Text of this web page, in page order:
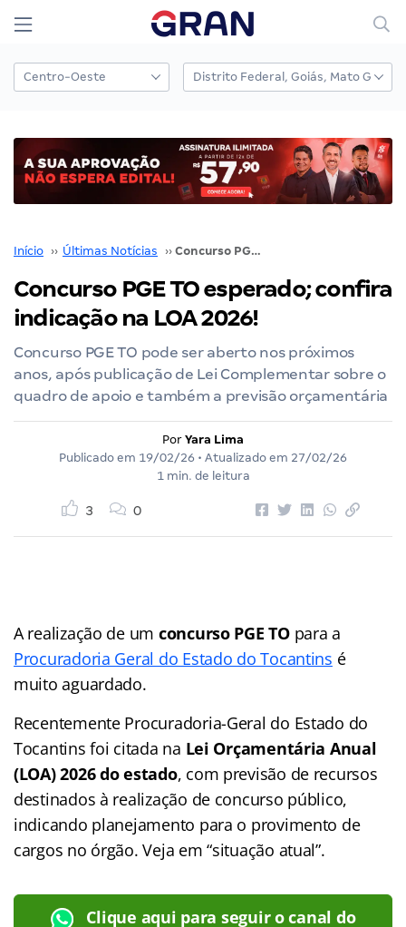
Início ›› Últimas Notícias ›› Concurso PGE TO esperado; confira indicação na LOA 2026!
Concurso PGE TO esperado; confira
indicação na LOA 2026!
Concurso PGE TO pode ser aberto nos próximos
anos, após publicação de Lei Complementar sobre o
quadro de apoio e também a previsão orçamentária
Por Yara Lima
Publicado em 19/02/26 • Atualizado em 27/02/26
1 min. de leitura
3 0
A realização de um concurso PGE TOpara a
Procuradoria Geral do Estado do Tocantins é
muito aguardado.
Recentemente Procuradoria-Geral do Estado do
Tocantins foi citada na Lei Orçamentária Anual
(LOA) 2026 do estado, com previsão de recursos
destinados à realização de concurso público,
indicando planejamento para o provimento de
cargos no órgão. Veja em “situação atual”.
Clique aqui para seguir o canal do